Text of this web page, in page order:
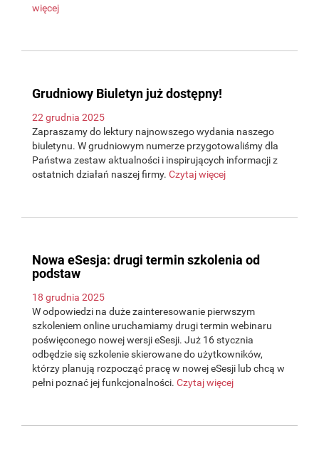
więcej
Grudniowy Biuletyn już dostępny!
22 grudnia 2025
Zapraszamy do lektury najnowszego wydania naszego
biuletynu. W grudniowym numerze przygotowaliśmy dla
Państwa zestaw aktualności i inspirujących informacji z
ostatnich działań naszej firmy. Czytaj więcej
Nowa eSesja: drugi termin szkolenia od
podstaw
18 grudnia 2025
W odpowiedzi na duże zainteresowanie pierwszym
szkoleniem online uruchamiamy drugi termin webinaru
poświęconego nowej wersji eSesji. Już 16 stycznia
odbędzie się szkolenie skierowane do użytkowników,
którzy planują rozpocząć pracę w nowej eSesji lub chcą w
pełni poznać jej funkcjonalności. Czytaj więcej